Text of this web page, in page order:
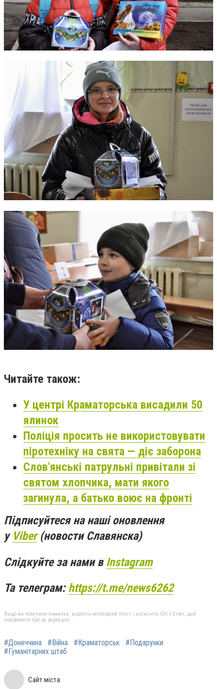
Читайте також:
У центрі Краматорська висадили 50
ялинок
Поліція просить не використовувати
піротехніку на свята — діє заборона
Слов'янські патрульні привітали зі
святом хлопчика, мати якого
загинула, а батько воює на фронті
Підписуйтеся на наші оновлення
у Viber(новости Славянска)
Слідкуйте за нами в Instagram
Та телеграм:https://t.me/news6262
Якщо ви помітили помилку, виділіть необхідний текст і натисніть Ctrl + Enter, щоб
повідомити про це редакцію
#Донеччина #Війна #Краматорськ
#Подарунки
#Гуманітарних штаб
Сайт міста